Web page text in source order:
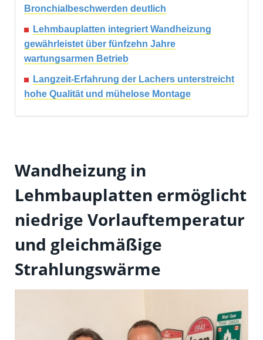
Bronchialbeschwerden deutlich
Lehmbauplatten integriert Wandheizung
gewährleistet über fünfzehn Jahre
wartungsarmen Betrieb
Langzeit-Erfahrung der Lachers unterstreicht
hohe Qualität und mühelose Montage
Wandheizung in
Lehmbauplatten ermöglicht
niedrige Vorlauftemperatur
und gleichmäßige
Strahlungswärme